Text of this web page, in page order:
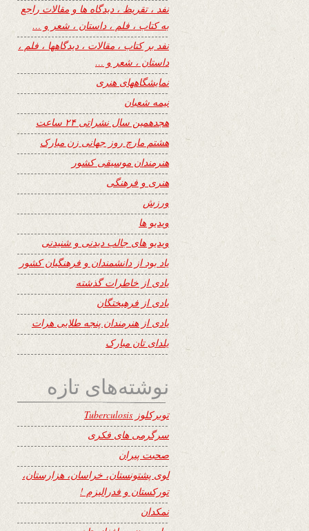
نفد ، تقریظ ، دیدگاه ها و مقالات راجع
به کتاب ، فلم ، داستان ، شعر و …
نفد بر کتاب ، مقالات ، دیدگاهها ، فلم ،
داستان ، شعر و …
نمایشگاههای هنری
نیمه شعبان
هجدهمین سال نشراتی ۲۴ ساعت
هشتم مارچ روز جهانی زن مبارک
هنرمندان موسیقی کشور
هنری و فرهنگی
ورزش
ویدیو ها
ویدیو های جالب دیدنی و شنیدنی
یاد بود از دانشمندان و فرهنگیان کشور
یادی از خاطرات گذشته
یادی از فرهیختگان
یادی از هنرمندان پنجه طلایی هرات
یلدای تان مبارک
نوشته‌های تازه
توبرکلوز Tuberculosis
سرگرمی های فکری
صحبت پیران
لوی پشتونستان، خراسان، هزارستان،
تورکستان و فدرالیزم !
نمکدان